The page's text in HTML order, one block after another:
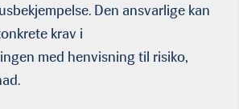
Den ansvarlige kan
krav i
med henvisning til risiko,